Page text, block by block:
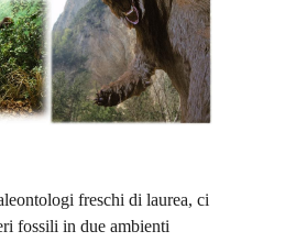
freschi di laurea, ci
fossili in due ambienti